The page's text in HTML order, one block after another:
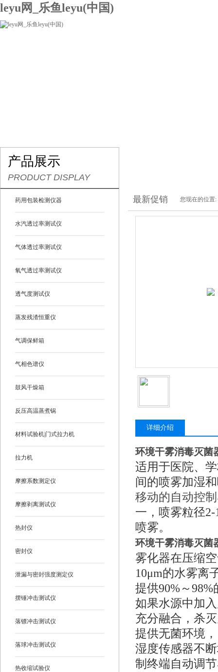
leyu网_乐鱼leyu(中国)
产品展示
PRODUCT DISPLAY
药用包装检测仪器
水汽透过率测试仪
气体透过率测试仪
氧气透过率测试仪
透气度测试仪
蒸发残渣恒重仪
气调保鲜箱
气相色谱仪
鼓风干燥箱
反压高温蒸煮锅
材料试验机|门式拉力机
拉力机
摩擦系数测定仪
摩擦剥离测试仪
热封仪
密封仪
泄漏与密封强度测定仪
摆锤冲击测试仪
落镖冲击测试仪
落球冲击测试仪
热收缩试验仪
最新促销 您现在的位置:
详细介绍
环境干雾消毒灭菌
适用于医院、
间的喷雾加湿
移动的自动控
一，喷雾粒径
喷雾。
环境干雾消毒灭菌
雾化器在压缩
10μm的水雾离
提供90%～
如果水源中加
充分融合，杀
提供无菌环境
湿度传感器不
制终端自动调